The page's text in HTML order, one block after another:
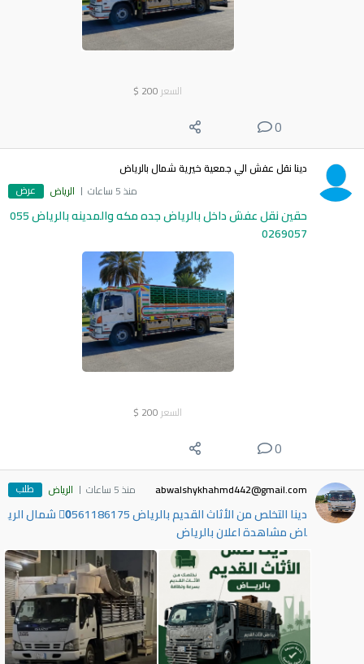
السعر 200
$
0
دينا نقل عفش الي جمعية خيرية شمال بالرياض
منذ 5 ساعات
الرياض عرض
حقين نقل عفش داخل بالرياض جده مكه والمدينه بالرياض 055
0269057
السعر 200
$
0
abwalshykhahmd442@gmail.com منذ 5 ساعات الرياض طلب
دينا التخلص من الأثاث القديم بالرياض 0َ561186175 شمال الري
اض مشاهدة اعلان بالرياض